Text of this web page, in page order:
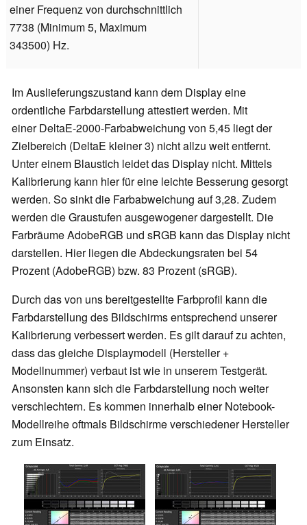
einer Frequenz von durchschnittlich
7738 (Minimum 5, Maximum
343500) Hz.
Im Auslieferungszustand kann dem Display eine
ordentliche Farbdarstellung attestiert werden. Mit
einerDeltaE-2000-Farbabweichung von 5,45 liegt der
Zielbereich (DeltaE kleiner 3) nicht allzu weit entfernt.
Unter einem Blaustich leidet das Display nicht. Mittels
Kalibrierung kann hier für eine leichte Besserung gesorgt
werden. So sinkt die Farbabweichung auf 3,28. Zudem
werden die Graustufen ausgewogener dargestellt. Die
Farbräume AdobeRGB und sRGB kann das Display nicht
darstellen. Hier liegen die Abdeckungsraten bei 54
Prozent (AdobeRGB) bzw. 83 Prozent (sRGB).
Durch das von uns bereitgestellte Farbprofil kann die
Farbdarstellung des Bildschirms entsprechend unserer
Kalibrierung verbessert werden. Es gilt darauf zu achten,
dass das gleiche Displaymodell (Hersteller +
Modellnummer) verbaut ist wie in unserem Testgerät.
Ansonsten kann sich die Farbdarstellung noch weiter
verschlechtern. Es kommen innerhalb einer Notebook-
Modellreihe oftmals Bildschirme verschiedener Hersteller
zum Einsatz.